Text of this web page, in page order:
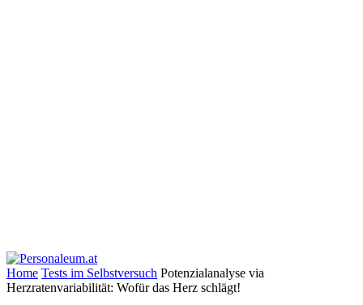
Home Tests im Selbstversuch Potenzialanalyse via
Herzratenvariabilität: Wofür das Herz schlägt!